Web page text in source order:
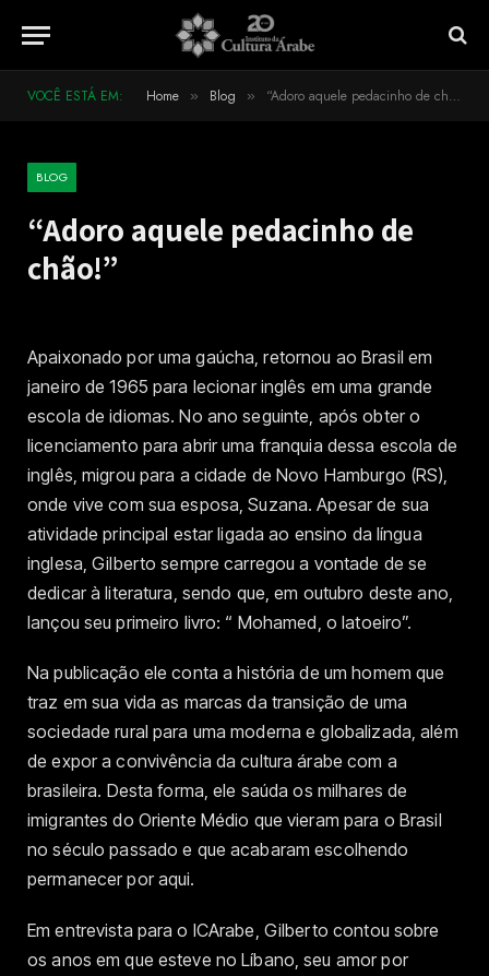
VOCÊ ESTÁ EM: Home » Blog » “Adoro aquele pedacinho de chão!”
BLOG
“Adoro aquele pedacinho de
chão!”
Apaixonado por uma gaúcha, retornou ao Brasil em
janeiro de 1965 para lecionar inglês em uma grande
escola de idiomas. No ano seguinte, após obter o
licenciamento para abrir uma franquia dessa escola de
inglês, migrou para a cidade de Novo Hamburgo (RS),
onde vive com sua esposa, Suzana. Apesar de sua
atividade principal estar ligada ao ensino da língua
inglesa, Gilberto sempre carregou a vontade de se
dedicar à literatura, sendo que, em outubro deste ano,
lançou seu primeiro livro: “ Mohamed, o latoeiro”.
Na publicação ele conta a história de um homem que
traz em sua vida as marcas da transição de uma
sociedade rural para uma moderna e globalizada, além
de expor a convivência da cultura árabe com a
brasileira. Desta forma, ele saúda os milhares de
imigrantes do Oriente Médio que vieram para o Brasil
no século passado e que acabaram escolhendo
permanecer por aqui.
Em entrevista para o ICArabe, Gilberto contou sobre
os anos em que esteve no Líbano, seu amor por